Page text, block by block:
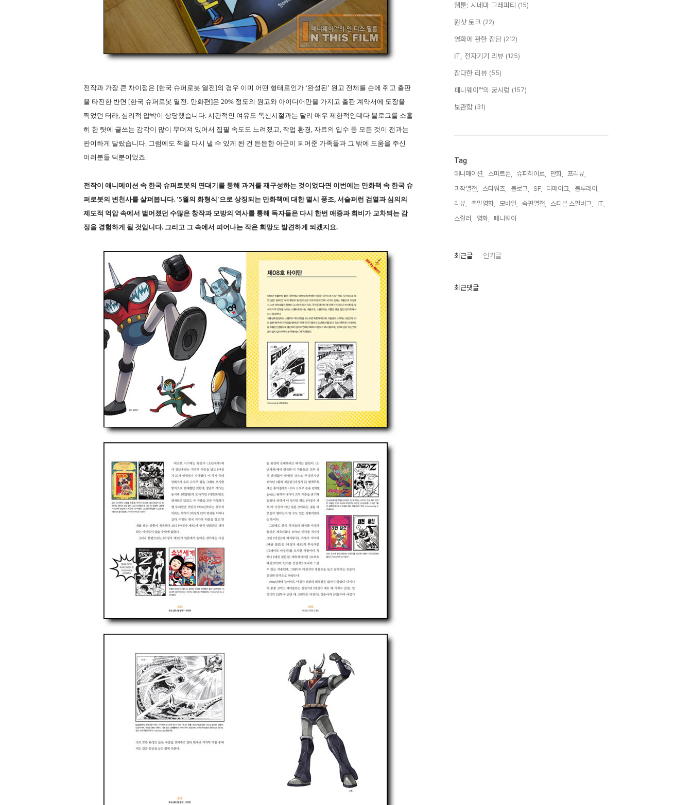
전작과 가장 큰 차이점은 [한국 슈퍼로봇 열전]의 경우 이미 어떤 형태로인가 ‘완성된’ 원고 전체를 손에 쥐고 출판
을 타진한 반면 [한국 슈퍼로봇 열전: 만화편]은 20% 정도의 원고와 아이디어만을 가지고 출판 계약서에 도장을
찍었던 터라, 심리적 압박이 상당했습니다. 시간적인 여유도 독신시절과는 달리 매우 제한적인데다 블로그를 소흘
히 한 탓에 글쓰는 감각이 많이 무뎌져 있어서 집필 속도도 느려졌고, 작업 환경, 자료의 입수 등 모든 것이 전과는
판이하게 달랐습니다. 그럼에도 책을 다시 낼 수 있게 된 건 든든한 아군이 되어준 가족들과 그 밖에 도움을 주신
여러분들 덕분이었죠.
전작이 애니메이션 속 한국 슈퍼로봇의 연대기를 통해 과거를 재구성하는 것이었다면 이번에는 만화책 속 한국 슈
퍼로봇의 변천사를 살펴봅니다. '5월의 화형식'으로 상징되는 만화책에 대한 멸시 풍조, 서슬퍼런 검열과 심의의
제도적 억압 속에서 벌어졌던 수많은 창작과 모방의 역사를 통해 독자들은 다시 한번 애증과 희비가 교차되는 감
정을 경험하게 될 것입니다. 그리고 그 속에서 피어나는 작은 희망도 발견하게 되겠지요.
웹툰: 시네마 그레피티 (15)
원샷 토크 (22)
영화에 관한 잡담 (212)
IT, 전자기기 리뷰 (125)
잡다한 리뷰 (55)
페니웨이™의 궁시렁 (157)
보관함 (31)
Tag
애니메이션, 스마트폰, 슈퍼히어로, 만화,
프리뷰,
괴작열전,
스타워즈, 블로그, SF, 리메이크,
블루레이,
리뷰,
주말영화, 모바일, 속편열전, 스티븐 스필버그,
IT,
스릴러,
영화, 페니웨이,
최
인
최근글 인기글
최근댓글